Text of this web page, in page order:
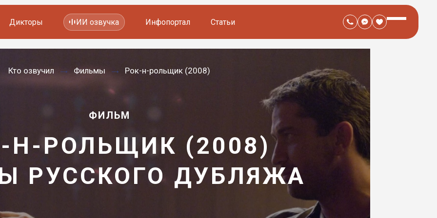
Мультфильмов
Дикторы ИИ озвучка Инфопортал Статьи
Кто озвучил Фильмы Рок-н-рольщик (2008)
ФИЛЬМ
Н-РОЛЬЩИК (2008)
—
РУССКОГО ДУБЛЯЖА